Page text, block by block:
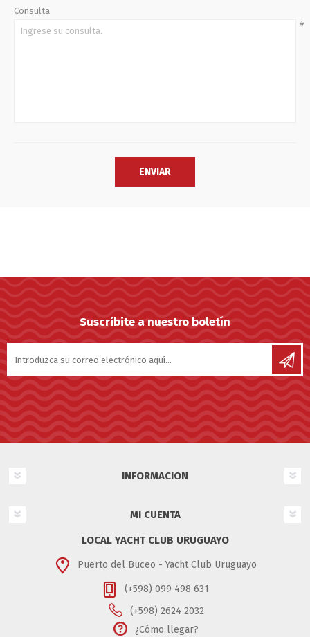
Consulta
*
Suscribite a nuestro boletín
INFORMACION
MI CUENTA
LOCAL YACHT CLUB URUGUAYO
Puerto del Buceo - Yacht Club Uruguayo
(+598) 099 498 631
(+598) 2624 2032
¿Cómo llegar?